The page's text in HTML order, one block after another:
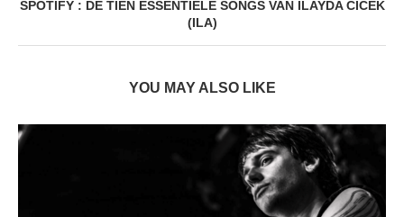
SPOTIFY : DE TIEN ESSENTIELE SONGS VAN ILAYDA CICEK
(ILA)
YOU MAY ALSO LIKE